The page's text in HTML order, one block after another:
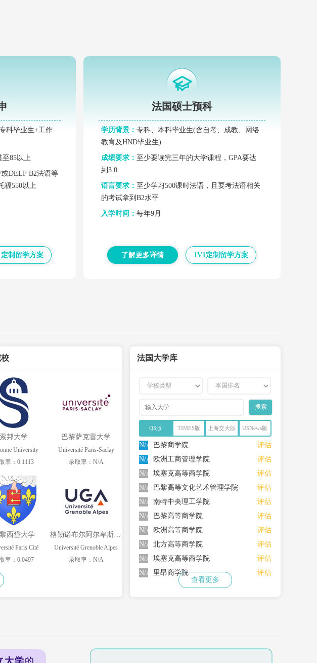
科毕业生+工作
85以上
DELF B2法语等
福550以上
定制留学方案
法国硕士预科
学历背景： 专科、本科毕业生(含自考、成教、网络
教育及HND毕业生)
成绩要求： 至少要读完三年的大学课程，GPA要达
到3.0
语言要求： 至少学习500课时法语，且要考法语相关
的考试拿到B2水平
入学时间： 每年9月
了解更多详情 1V1定制留学方案
索邦大学
University
率：0.1113
巴黎萨克雷大学
Université Paris-Saclay
录取率：N/A
西岱大学
Paris Cité
率：0.0497
格勒诺布尔阿尔卑斯大学（UGA）
Université Grenoble Alpes
录取率：N/A
法国大学库
QS版 TIMES版 上海交大版 USNews版
N/A 巴黎商学院
评估
N/A
欧洲工商管理学院
评估
N/A
埃塞克高等商学院
评估
N/A
巴黎高等文化艺术管理学院
评估
N/A
南特中央理工学院
评估
N/A
巴黎高等商学院
评估
N/A
欧洲高等商学院
评估
N/A
北方高等商学院
评估
N/A
埃塞克高等商学院
评估
N/A
里昂商学院
评估
查看更多
大学的